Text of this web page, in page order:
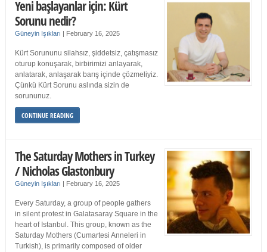
Yeni başlayanlar için: Kürt
Sorunu nedir?
Güneyin Işıkları | February 16, 2025
Kürt Sorununu silahsız, şiddetsiz, çatışmasız
oturup konuşarak, birbirimizi anlayarak,
anlatarak, anlaşarak barış içinde çözmeliyiz.
Çünkü Kürt Sorunu aslında sizin de
sorununuz.
CONTINUE READING
The Saturday Mothers in Turkey
/ Nicholas Glastonbury
Güneyin Işıkları | February 16, 2025
Every Saturday, a group of people gathers
in silent protest in Galatasaray Square in the
heart of Istanbul. This group, known as the
Saturday Mothers (Cumartesi Anneleri in
Turkish), is primarily composed of older